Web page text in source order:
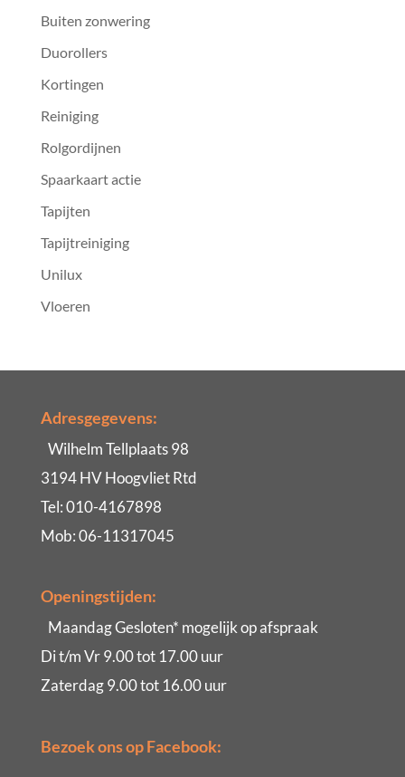
Buiten zonwering
Duorollers
Kortingen
Reiniging
Rolgordijnen
Spaarkaart actie
Tapijten
Tapijtreiniging
Unilux
Vloeren
Adresgegevens:
Wilhelm Tellplaats 98
3194 HV Hoogvliet Rtd
Tel: 010-4167898
Mob: 06-11317045
Openingstijden:
Maandag Gesloten* mogelijk op afspraak
Di t/m Vr 9.00 tot 17.00 uur
Zaterdag 9.00 tot 16.00 uur
Bezoek ons op Facebook: